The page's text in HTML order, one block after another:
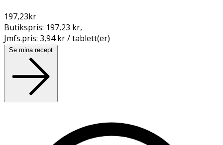
197,23kr
Butikspris: 197,23 kr,
Jmfs.pris: 3,94 kr / tablett(er)
Se mina recept